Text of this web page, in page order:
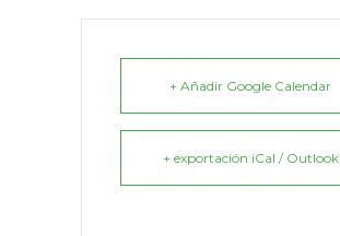
+ Añadir Google Calendar
+ exportación iCal / Outlook